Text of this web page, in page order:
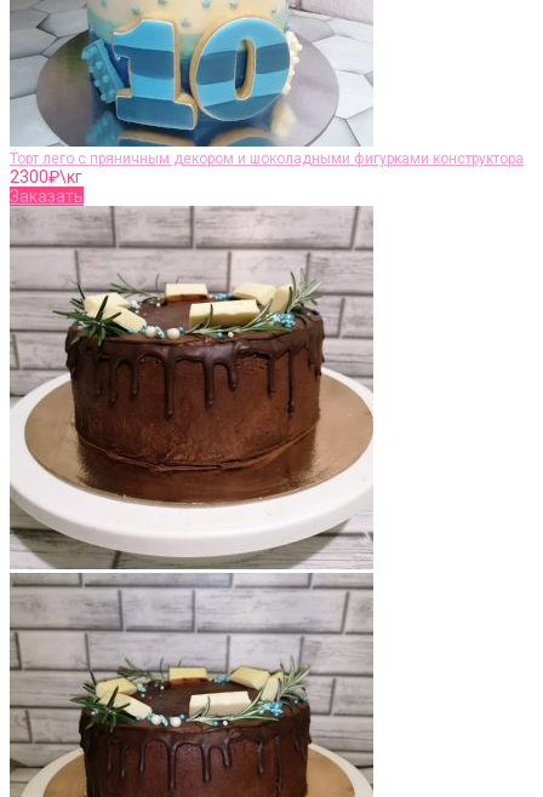
Торт лего с пряничным декором и шоколадными фигурками конструктора
2300₽\кг
Заказать